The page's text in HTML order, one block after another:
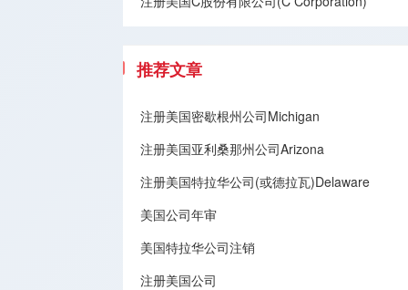
推荐文章
注册美国密歇根州公司Michigan
注册美国亚利桑那州公司Arizona
注册美国特拉华公司(或德拉瓦)Delaware
美国公司年审
美国特拉华公司注销
注册美国公司